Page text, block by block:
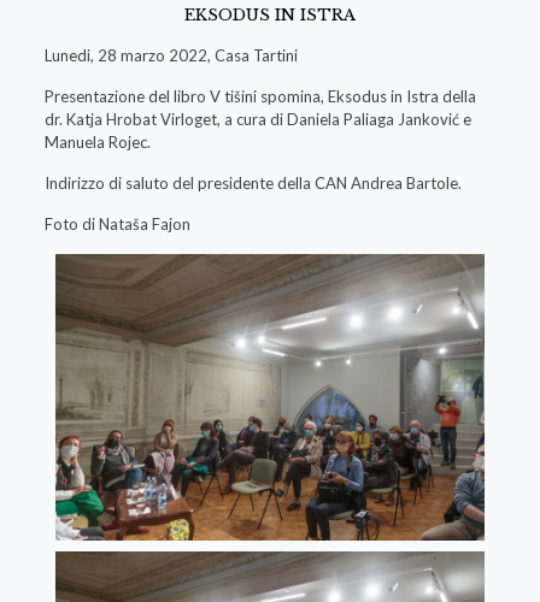
EKSODUS IN ISTRA
Lunedi, 28 marzo 2022, Casa Tartini
Presentazione del libro V tišini spomina, Eksodus in Istra della
dr. Katja Hrobat Virloget, a cura di Daniela Paliaga Janković e
Manuela Rojec.
Indirizzo di saluto del presidente della CAN Andrea Bartole.
Foto di Nataša Fajon